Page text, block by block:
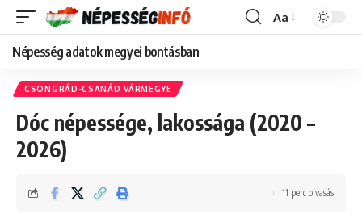
Font
Aa
Népesség adatok megyei bontásban
CSONGRÁD-CSANÁD VÁRMEGYE
Dóc népessége, lakossága (2020 –
2026)
11 perc olvasás